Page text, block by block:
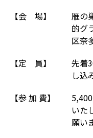
【会 場】
雁の
的グ
区奈
【定 員】
先着
し込
【参 加 費】
いた
願い